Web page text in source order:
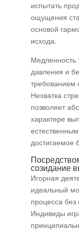
испытать
ощущения
основой
исхода.
Медленность
давления и
требованием
Нехватка
позволяет
характере
достигаемое
созидание
Игорная
идеальный
процесса
Индивиды